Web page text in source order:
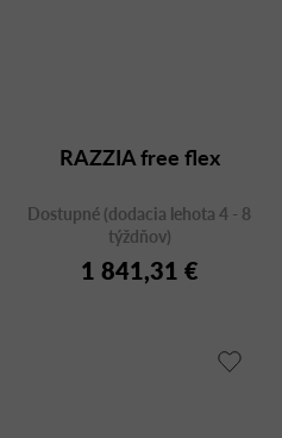
RAZZIA free flex
Dostupné (dodacia lehota 4 - 8
týždňov)
1 841,31 €